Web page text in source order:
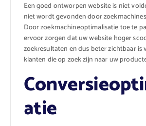
Een goed ontworpen website is niet
niet wordt gevonden door
Door zoekmachineoptimalisatie toe te
ervoor zorgen dat uw website hoger
zoekresultaten en dus beter zichtbaar
klanten die op zoek zijn naar uw
atie